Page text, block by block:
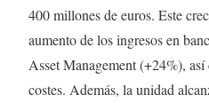
400 millones de euros. Este
aumento de los ingresos en
Asset Management (+24%),
costes. Además, la unidad